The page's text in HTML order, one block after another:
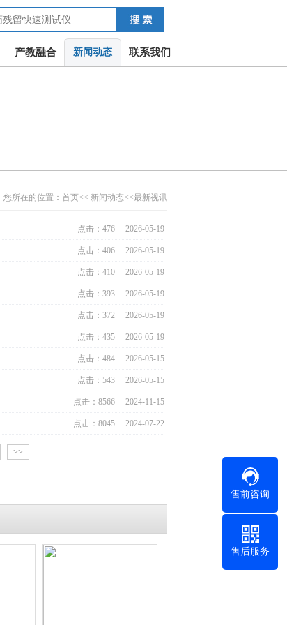
产教融合 新闻动态 联系我们
您所在的位置： 首页<< 新闻动态<<最新视讯
点击：476 2026-05-19
点击：406 2026-05-19
点击：410 2026-05-19
点击：393 2026-05-19
点击：372 2026-05-19
点击：435 2026-05-19
点击：484 2026-05-15
点击：543 2026-05-15
点击：8566 2024-11-15
点击：8045 2024-07-22
>>
售前咨询
售后服务